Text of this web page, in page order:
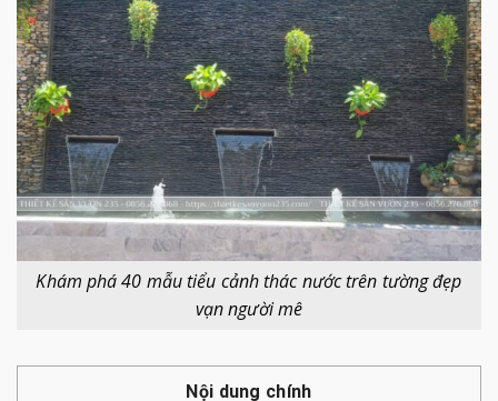
Khám phá 40 mẫu tiểu cảnh thác nước trên tường đẹp
vạn người mê
Nội dung chính